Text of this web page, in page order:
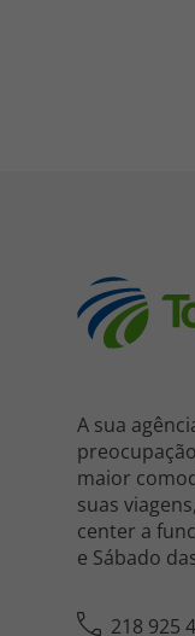
A sua
maior
suas
center a
e Sábado
218 925